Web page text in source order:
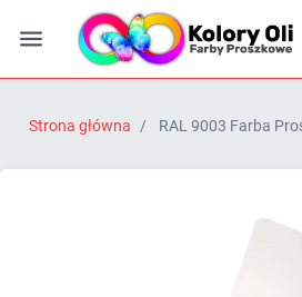

Strona główna RAL 9003 Farba